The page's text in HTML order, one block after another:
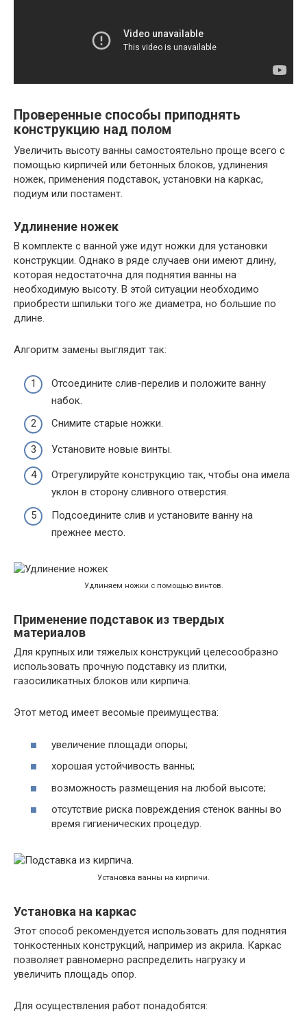
Проверенные способы приподнять
конструкцию над полом
Увеличить высоту ванны самостоятельно проще всего с
помощью кирпичей или бетонных блоков, удлинения
ножек, применения подставок, установки на каркас,
подиум или постамент.
Удлинение ножек
В комплекте с ванной уже идут ножки для установки
конструкции. Однако в ряде случаев они имеют длину,
которая недостаточна для поднятия ванны на
необходимую высоту. В этой ситуации необходимо
приобрести шпильки того же диаметра, но большие по
длине.
Алгоритм замены выглядит так:
Отсоедините слив-перелив и положите ванну
набок.
Снимите старые ножки.
Установите новые винты.
Отрегулируйте конструкцию так, чтобы она имела
уклон в сторону сливного отверстия.
Подсоедините слив и установите ванну на
прежнее место.
Удлиняем ножки с помощью винтов.
Применение подставок из твердых
материалов
Для крупных или тяжелых конструкций целесообразно
использовать прочную подставку из плитки,
газосиликатных блоков или кирпича.
Этот метод имеет весомые преимущества:
увеличение площади опоры;
хорошая устойчивость ванны;
возможность размещения на любой высоте;
отсутствие риска повреждения стенок ванны во
время гигиенических процедур.
Установка ванны на кирпичи.
Установка на каркас
Этот способ рекомендуется использовать для поднятия
тонкостенных конструкций, например из акрила. Каркас
позволяет равномерно распределить нагрузку и
увеличить площадь опор.
Для осуществления работ понадобятся: